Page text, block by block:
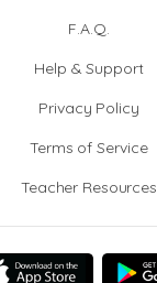
F.A.Q.
Help & Support
Privacy Policy
Terms of Service
Teacher Resources